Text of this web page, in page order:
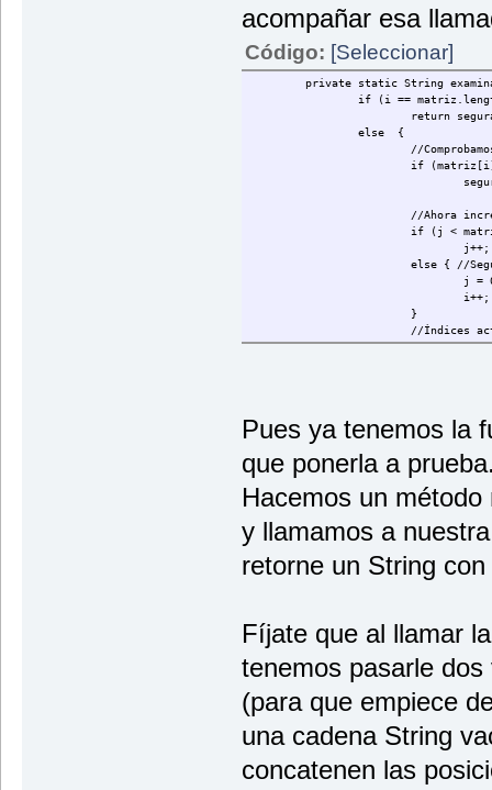
acompañar esa
Código: [Seleccionar]
private static String
if (i ==
return
else {
//
if
//Ahora
if (j <
j++;
else { //
j =
}
//Índices
return
Pues ya tenemos la
que ponerla a
Hacemos un
y llamamos a
retorne un String
Fíjate que al llamar
tenemos pasarle
(para que empiece
una cadena String
concatenen las